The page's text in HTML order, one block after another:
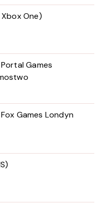
One)
Games
Games Londyn